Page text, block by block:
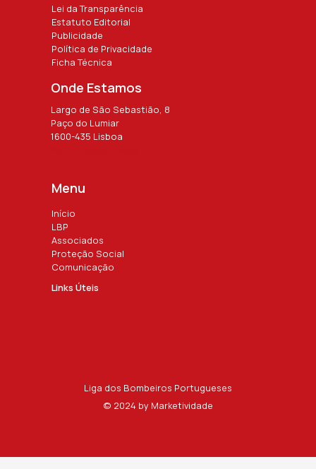
Lei da Transparência
Estatuto Editorial
Publicidade
Política de Privacidade
Ficha Técnica
Onde Estamos
Largo de São Sebastião, 8
Paço do Lumiar
1600-435 Lisboa
Menu
Início
LBP
Associados
Proteção Social
Comunicação
Links Úteis
Liga dos Bombeiros Portugueses
© 2024 by Marketividade